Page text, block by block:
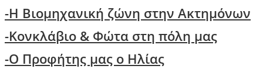
-Η Βιομηχανική ζώνη στην Ακτημόνων
-Κονκλάβιο & Φώτα στη πόλη μας
-Ο Προφήτης μας ο Ηλίας